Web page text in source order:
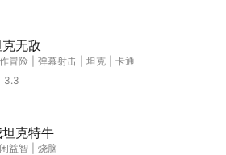
无敌
冒险 弹幕射击 坦克
卡通
3.3
克特牛
益智 烧脑